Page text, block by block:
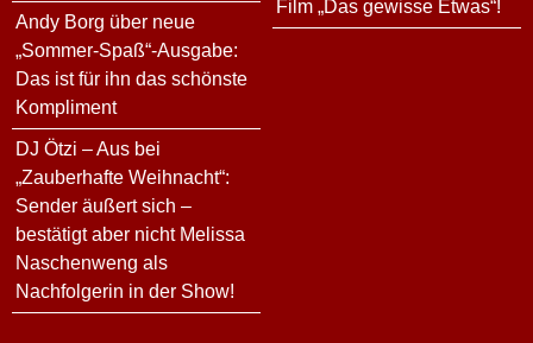
Andy Borg über neue
„Sommer-Spaß“-Ausgabe:
Das ist für ihn das schönste
Kompliment
DJ Ötzi – Aus bei
„Zauberhafte Weihnacht“:
Sender äußert sich –
bestätigt aber nicht Melissa
Naschenweng als
Nachfolgerin in der Show!
Film „Das gewisse Etwas“!